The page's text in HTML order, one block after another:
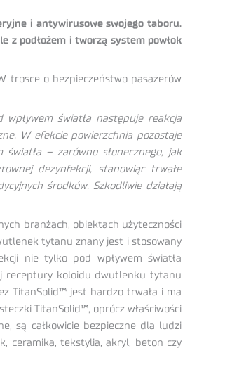
i antywirusowe swojego taboru.
z podłożem i tworzą system powłok
trosce o bezpieczeństwo pasażerów
światła następuje reakcja
W efekcie powierzchnia pozostaje
– zarówno słonecznego, jak
dezynfekcji, stanowiąc trwałe
środków. Szkodliwie działają
branżach, obiektach użyteczności
tytanu znany jest i stosowany
nie tylko pod wpływem światła
receptury koloidu dwutlenku tytanu
TitanSolid™ jest bardzo trwała i ma
TitanSolid™, oprócz właściwości
są całkowicie bezpieczne dla ludzi
ceramika, tekstylia, akryl, beton czy